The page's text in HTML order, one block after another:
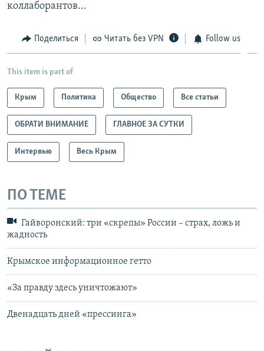
коллаборантов...
Поделиться Читать без VPN Follow us
This item is part of
Крым Политика Общество Все статьи
ОБРАТИ ВНИМАНИЕ ГЛАВНОЕ ЗА СУТКИ
Интервью Весь Крым
ПО ТЕМЕ
Гайворонский: три «скрепы» России – страх, ложь и
жадность
Крымское информационное гетто
«За правду здесь уничтожают»
Двенадцать дней «прессинга»